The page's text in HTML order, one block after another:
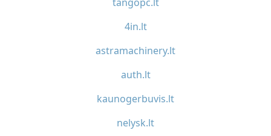
4in.lt
astramachinery.lt
auth.lt
kaunogerbuvis.lt
nelysk.lt